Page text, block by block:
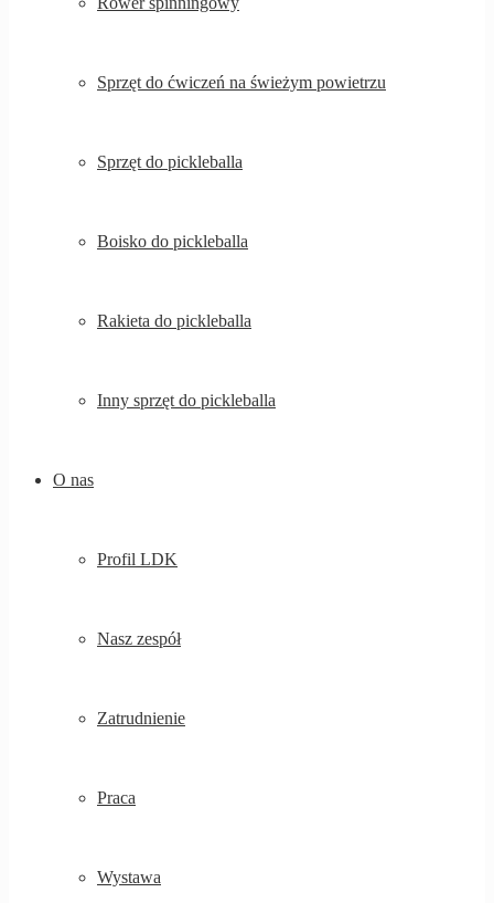
Sprzęt do ćwiczeń na świeżym powietrzu
Sprzęt do pickleballa
Boisko do pickleballa
Rakieta do pickleballa
Inny sprzęt do pickleballa
O nas
Profil LDK
Nasz zespół
Zatrudnienie
Praca
Wystawa